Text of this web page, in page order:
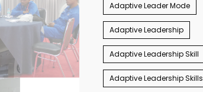
Adaptive Leader Mode
Adaptive Leadership
Adaptive Leadership Skill
Adaptive Leadership Skills